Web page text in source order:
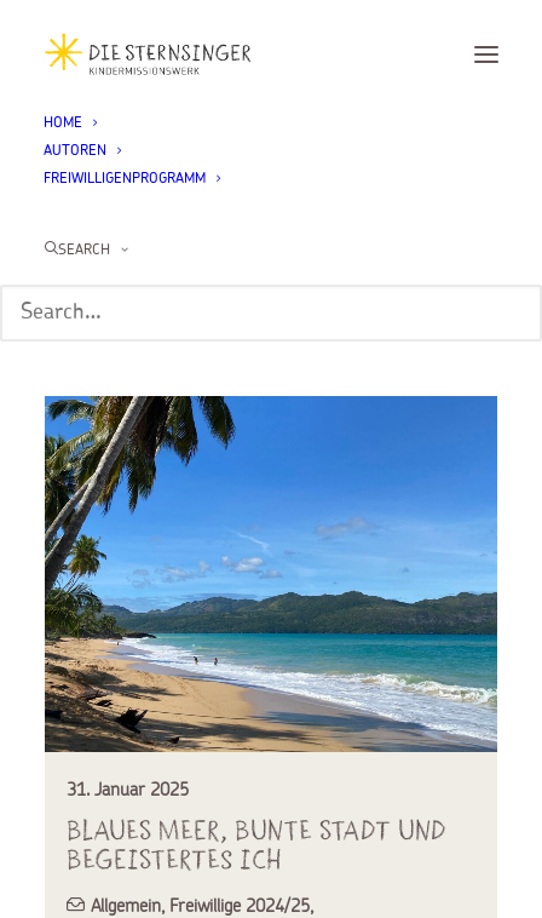
HOME
AUTOREN
FREIWILLIGENPROGRAMM
SEARCH
Month: Januar 2025
31. Januar 2025
Blaues Meer, bunte Stadt und
begeistertes Ich
Allgemein, Freiwillige 2024/25,